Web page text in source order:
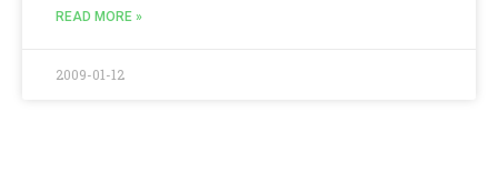
READ MORE »
2009-01-12